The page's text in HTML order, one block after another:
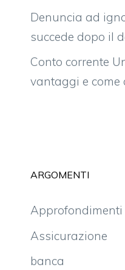
Denuncia ad
succede dopo il
Conto corrente
vantaggi e come
ARGOMENTI
Approfondimenti
Assicurazione
banca